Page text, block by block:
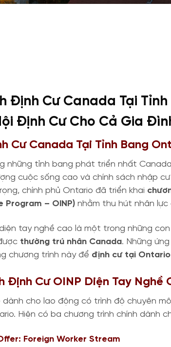
Định Cư Canada Tại
Định Cư Cho Cả Gia
Cư Canada Tại Tỉnh Bang
những tỉnh bang phát triển nhất
cuộc sống cao và chính sách nhập
chính phủ Ontario đã triển khai
Program – OINP) nhằm thu hút nhân
tay nghề cao là một trong những
thường trú nhân Canada. Những
chương trình này để định cư tại
Định Cư OINP Diện Tay Nghề
cho lao động có trình độ chuyên
Hiện có ba chương trình chính dành
Foreign Worker Stream